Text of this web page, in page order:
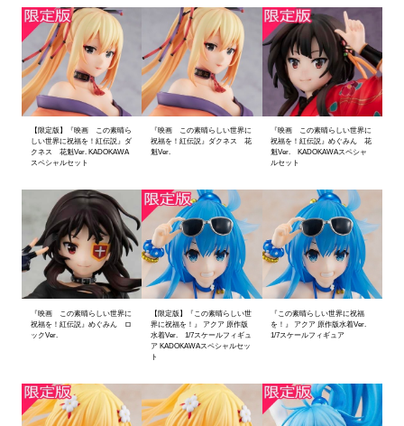
【限定版】『映画 この素晴ら
しい世界に祝福を！紅伝説』ダ
クネス 花魁Ver. KADOKAWA
スペシャルセット
『映画 この素晴らしい世界に
祝福を！紅伝説』ダクネス 花
魁Ver.
『映画 この素晴らしい世界に
祝福を！紅伝説』めぐみん 花
魁Ver. KADOKAWAスペシャ
ルセット
『映画 この素晴らしい世界に
祝福を！紅伝説』めぐみん ロ
ックVer.
【限定版】『この素晴らしい世
界に祝福を！』 アクア 原作版
水着Ver. 1/7スケールフィギュ
ア KADOKAWAスペシャルセッ
ト
『この素晴らしい世界に祝福
を！』 アクア 原作版水着Ver.
1/7スケールフィギュア